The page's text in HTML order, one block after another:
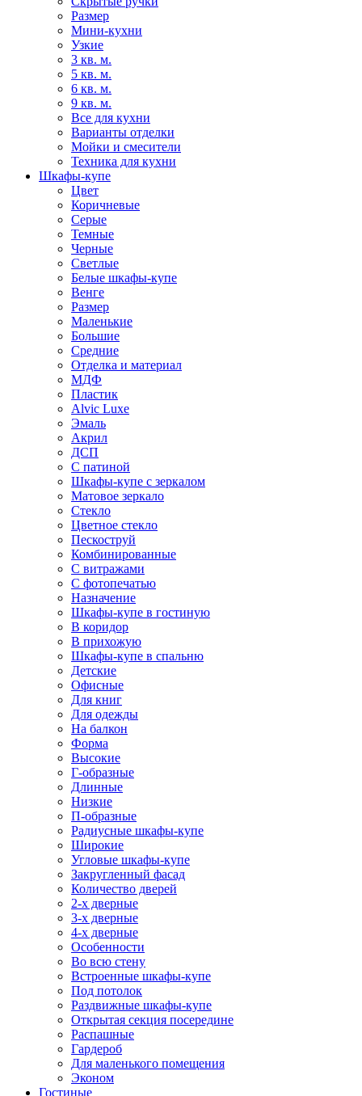
Размер
Мини-кухни
Узкие
3 кв. м.
5 кв. м.
6 кв. м.
9 кв. м.
Все для кухни
Варианты отделки
Мойки и смесители
Техника для кухни
Шкафы-купе
Цвет
Коричневые
Серые
Темные
Черные
Светлые
Белые шкафы-купе
Венге
Размер
Маленькие
Большие
Средние
Отделка и материал
МДФ
Пластик
Alvic Luxe
Эмаль
Акрил
ДСП
С патиной
Шкафы-купе с зеркалом
Матовое зеркало
Стекло
Цветное стекло
Пескоструй
Комбинированные
С витражами
С фотопечатью
Назначение
Шкафы-купе в гостиную
В коридор
В прихожую
Шкафы-купе в спальню
Детские
Офисные
Для книг
Для одежды
На балкон
Форма
Высокие
Г-образные
Длинные
Низкие
П-образные
Радиусные шкафы-купе
Широкие
Угловые шкафы-купе
Закругленный фасад
Количество дверей
2-х дверные
3-х дверные
4-х дверные
Особенности
Во всю стену
Встроенные шкафы-купе
Под потолок
Раздвижные шкафы-купе
Открытая секция посередине
Распашные
Гардероб
Для маленького помещения
Эконом
Гостиные